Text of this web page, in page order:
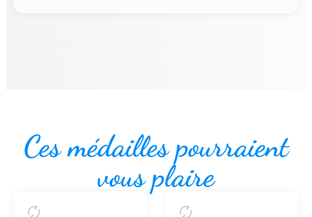
Ces médailles pourraient
vous plaire